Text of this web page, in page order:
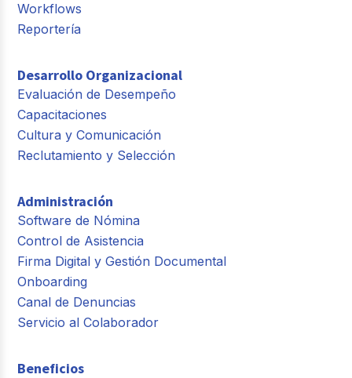
Workflows
Reportería
Desarrollo Organizacional
Evaluación de Desempeño
Capacitaciones
Cultura y Comunicación
Reclutamiento y Selección
Administración
Software de Nómina
Control de Asistencia
Firma Digital y Gestión Documental
Onboarding
Canal de Denuncias
Servicio al Colaborador
Beneficios